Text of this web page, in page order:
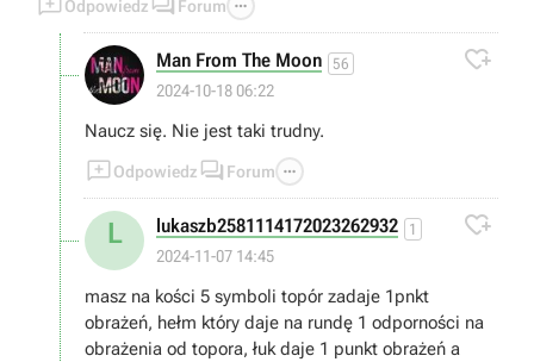
Odpowiedz Forum 
Man From The Moon 56
2024-10-18 06:22

Naucz się. Nie jest taki trudny.
Odpowiedz  Forum 
L lukaszb2581114172023262932 1
2024-11-07 14:45

masz na kości 5 symboli topór zadaje 1pnkt
obrażeń, hełm który daje na rundę 1 odporności na
obrażenia od topora, łuk daje 1 punkt obrażeń a